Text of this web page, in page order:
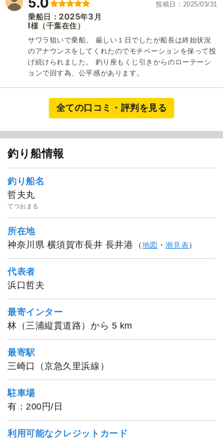
投稿日 2025/03/31
乗船日： 2025年3 月
I様 （千葉在住）
サワラ狙いで乗船。 厳しい１日でしたが船長は終始状況
のアナウンスをしてくれたのでモチベーションを保って投
げ続けられました。 釣り座もくじ引きからのローテーシ
ョンで回す為、公平感があります。
全ての口コミ・評判を見る
釣り船情報
釣り船名
哲夫丸
てつおまる
所在地
神奈川県 横須賀市長井 長井港
（地図 ・潮見表）
代表者
浜口哲夫
最寄インター
林（三浦縦貫道路）から 5 km
最寄駅
三崎口（京急久里浜線）
駐車場
有：200円/日
利用可能なクレジットカード